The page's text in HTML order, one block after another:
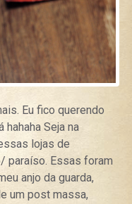
Eu fico querendo
Seja na
lojas de
paraíso. Essas foram
anjo da guarda,
um post massa,